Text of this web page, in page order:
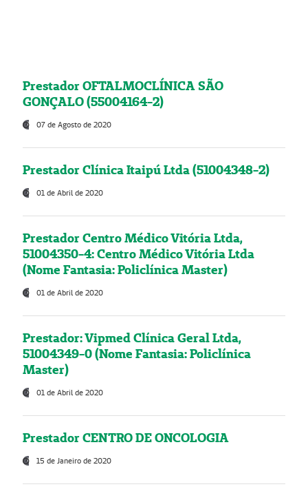
Prestador OFTALMOCLÍNICA SÃO
GONÇALO (55004164-2)
07 de Agosto de 2020
Prestador Clínica Itaipú Ltda (51004348-2)
01 de Abril de 2020
Prestador Centro Médico Vitória Ltda,
51004350-4: Centro Médico Vitória Ltda
(Nome Fantasia: Policlínica Master)
01 de Abril de 2020
Prestador: Vipmed Clínica Geral Ltda,
51004349-0 (Nome Fantasia: Policlínica
Master)
01 de Abril de 2020
Prestador CENTRO DE ONCOLOGIA
15 de Janeiro de 2020